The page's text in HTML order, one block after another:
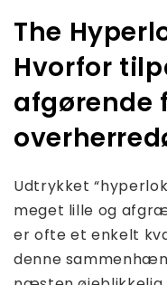
The
Hvorfor
afgørende
Udtrykket
meget lille og
er ofte et enkelt
denne